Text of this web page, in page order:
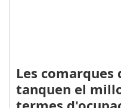
Les comarques
tanquen el